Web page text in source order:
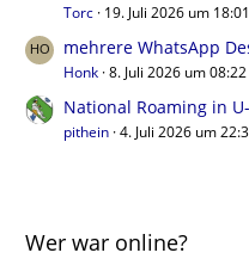
Torc 19. Juli 2026 um 18:01
mehrere WhatsApp
Honk 8. Juli 2026 um 08:22
National Roaming in
pithein 4. Juli 2026 um
Wer war online?